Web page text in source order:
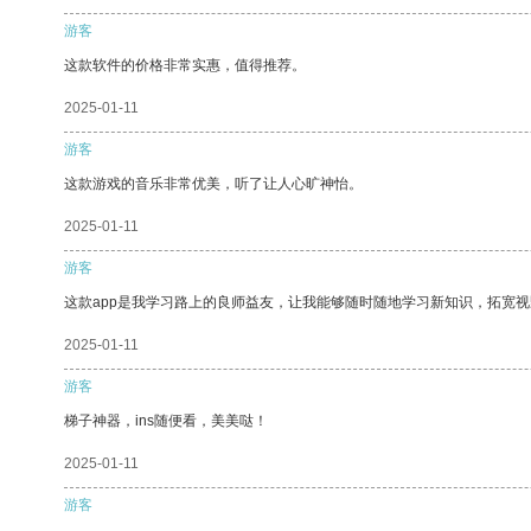
游客
这款软件的价格非常实惠，值得推荐。
2025-01-11
游客
这款游戏的音乐非常优美，听了让人心旷神怡。
2025-01-11
游客
这款app是我学习路上的良师益友，让我能够随时随地学习新知识，拓宽
2025-01-11
游客
梯子神器，ins随便看，美美哒！
2025-01-11
游客